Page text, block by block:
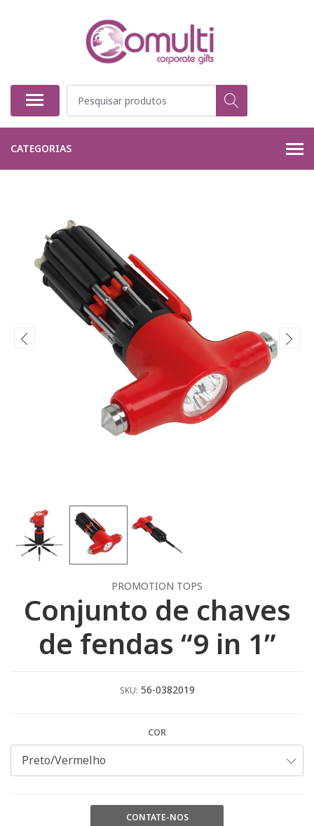
CATEGORIAS
PROMOTION TOPS
Conjunto de chaves
de fendas “9 in 1”
SKU: 56-0382019
COR
CONTATE-NOS